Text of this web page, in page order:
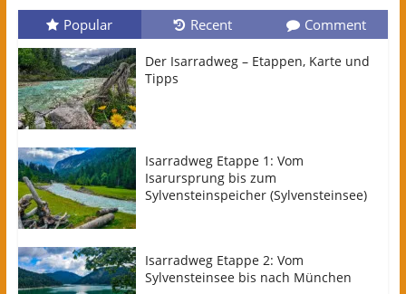
Popular Recent Comment
Der Isarradweg – Etappen, Karte und
Tipps
Isarradweg Etappe 1: Vom
Isarursprung bis zum
Sylvensteinspeicher (Sylvensteinsee)
Isarradweg Etappe 2: Vom
Sylvensteinsee bis nach München